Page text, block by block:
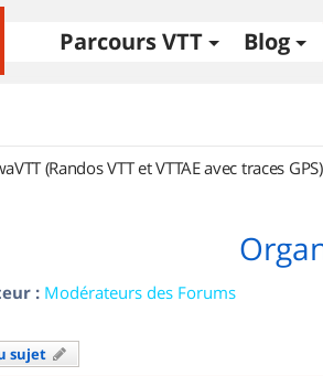
Parcours VTT Blog
(Randos VTT et VTTAE avec traces GPS)
: Modérateurs des Forums
sujet